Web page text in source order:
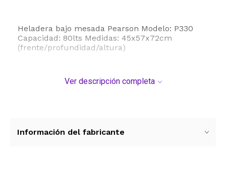
Heladera bajo mesada Pearson Modelo: P330
Capacidad: 80lts Medidas: 45x57x72cm
(frente/profundidad/altura)
Ver descripción completa
Información del fabricante